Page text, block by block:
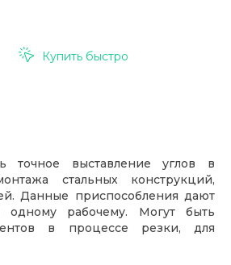
Купить быстро
точное выставление углов в
стальных конструкций,
Данные приспособления дают
одному рабочему. Могут быть
в процессе резки, для